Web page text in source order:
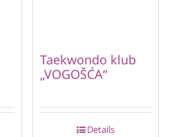
Taekwondo klub
„VOGOŠĆA“
Details